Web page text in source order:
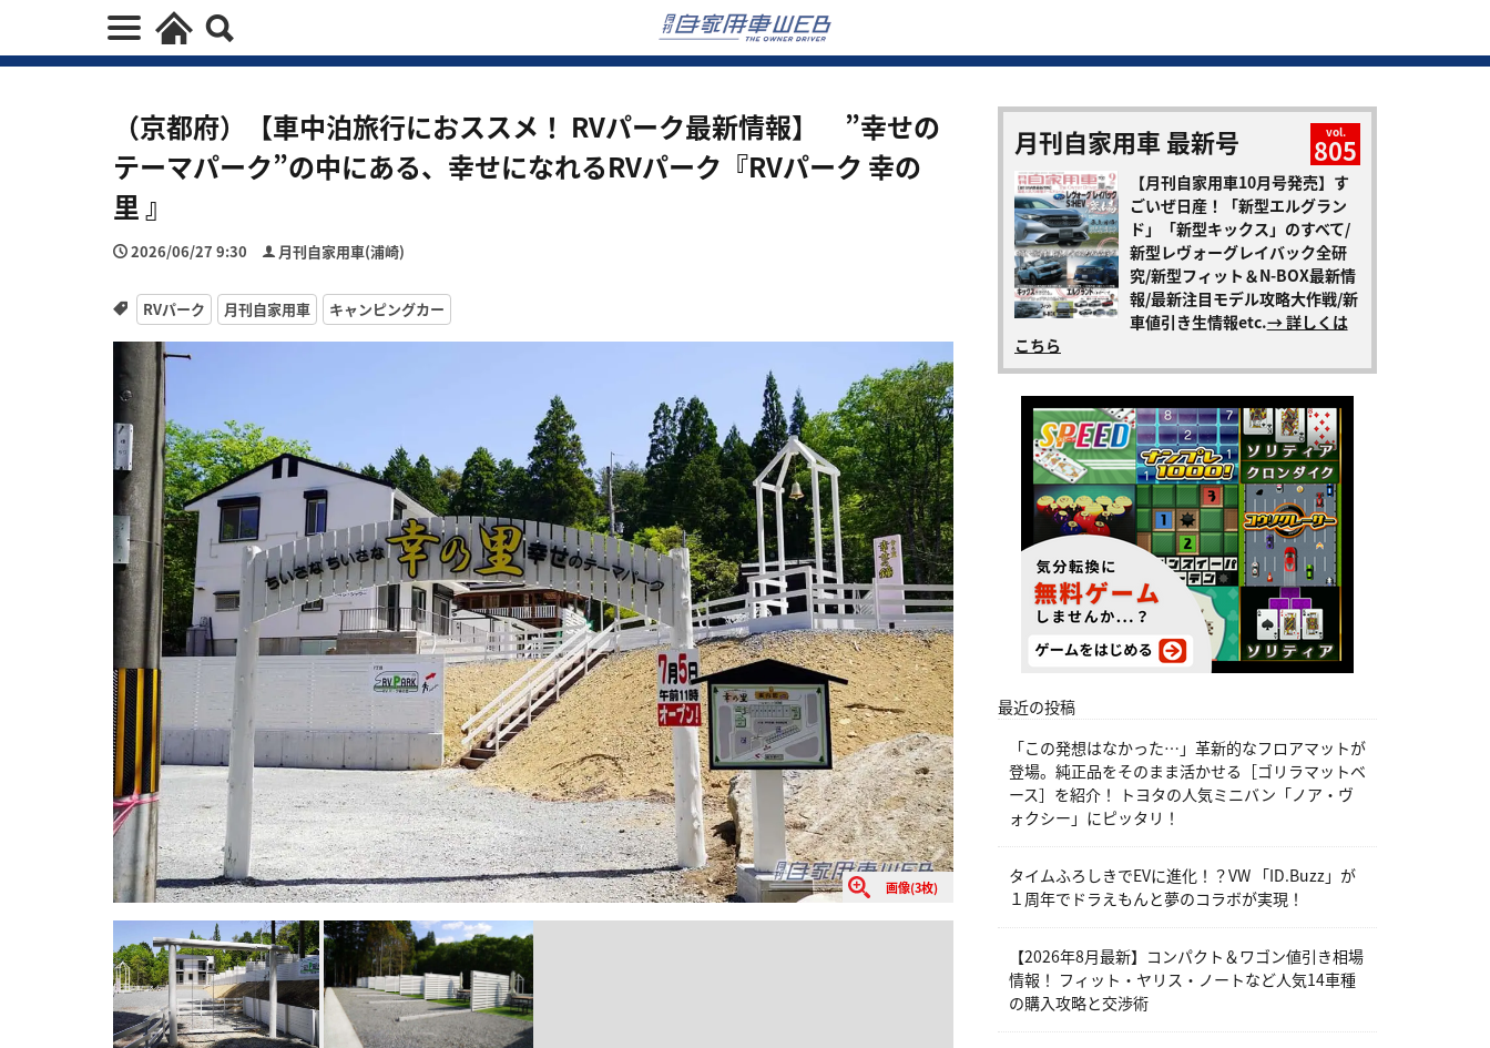
（京都府）【車中泊旅行におススメ！ RVパーク最新情報】 ”幸せの
テーマパーク”の中にある、幸せになれるRVパーク『RVパーク 幸の
里 』
2026/06/27 9:30 月刊自家用車(浦崎)
RVパーク 月刊自家用車 キャンピングカー
画像(3枚)
月刊自家用車 最新号 vol.
805
【月刊自家用車10月号発売】す
ごいぜ日産！「新型エルグラン
ド」「新型キックス」のすべて/
新型レヴォーグレイバック全研
究/新型フィット＆N-BOX最新情
報/最新注目モデル攻略大作戦/新
車値引き生情報etc.→ 詳しくは
こちら
最近の投稿
「この発想はなかった…」革新的なフロアマットが
登場。純正品をそのまま活かせる［ゴリラマットベ
ース］を紹介！ トヨタの人気ミニバン「ノア・ヴ
ォクシー」にピッタリ！
タイムふろしきでEVに進化！？VW 「ID.Buzz」が
１周年でドラえもんと夢のコラボが実現！
【2026年8月最新】コンパクト＆ワゴン値引き相場
情報！ フィット・ヤリス・ノートなど人気14車種
の購入攻略と交渉術